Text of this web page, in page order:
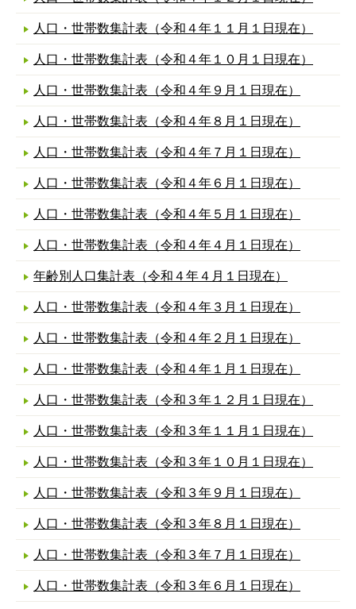
人口・世帯数集計表（令和４年１１月１日現在）
人口・世帯数集計表（令和４年１０月１日現在）
人口・世帯数集計表（令和４年９月１日現在）
人口・世帯数集計表（令和４年８月１日現在）
人口・世帯数集計表（令和４年７月１日現在）
人口・世帯数集計表（令和４年６月１日現在）
人口・世帯数集計表（令和４年５月１日現在）
人口・世帯数集計表（令和４年４月１日現在）
年齢別人口集計表（令和４年４月１日現在）
人口・世帯数集計表（令和４年３月１日現在）
人口・世帯数集計表（令和４年２月１日現在）
人口・世帯数集計表（令和４年１月１日現在）
人口・世帯数集計表（令和３年１２月１日現在）
人口・世帯数集計表（令和３年１１月１日現在）
人口・世帯数集計表（令和３年１０月１日現在）
人口・世帯数集計表（令和３年９月１日現在）
人口・世帯数集計表（令和３年８月１日現在）
人口・世帯数集計表（令和３年７月１日現在）
人口・世帯数集計表（令和３年６月１日現在）